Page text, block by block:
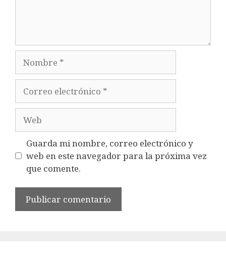
Nombre
electrónico
Guarda mi nombre, correo electrónico y
web en este navegador para la próxima vez
que comente.